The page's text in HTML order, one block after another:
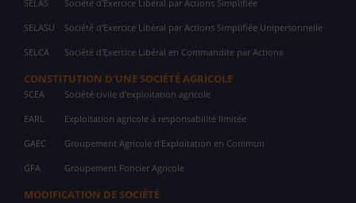
SELAS Société d'Exercice Libéral par Actions Simplifiée
SELASU Société d'Exercice Libéral par Actions Simplifiée Unipersonnelle
SELCA Société d'Exercice Libéral en Commandite par Actions
CONSTITUTION D'UNE SOCIÉTÉ AGRICOLE
SCEA Société civile d'exploitation agricole
EARL Exploitation agricole à responsabilité limitée
GAEC Groupement Agricole d'Exploitation en Commun
GFA Groupement Foncier Agricole
MODIFICATION DE SOCIÉTÉ